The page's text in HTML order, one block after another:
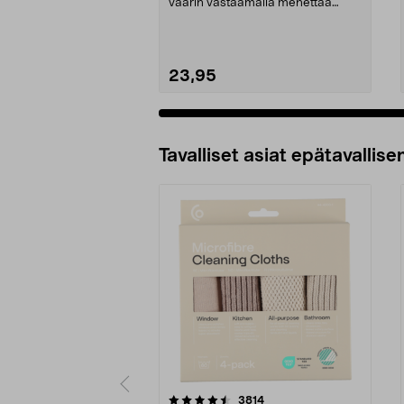
väärin vastaamalla menettää
23,95
Tavalliset asiat
3814arvostelut
4.5viidestä